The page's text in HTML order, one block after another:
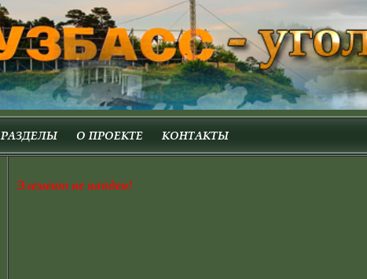
РАЗДЕЛЫ О ПРОЕКТЕ КОНТАКТЫ
Элемент не найден!